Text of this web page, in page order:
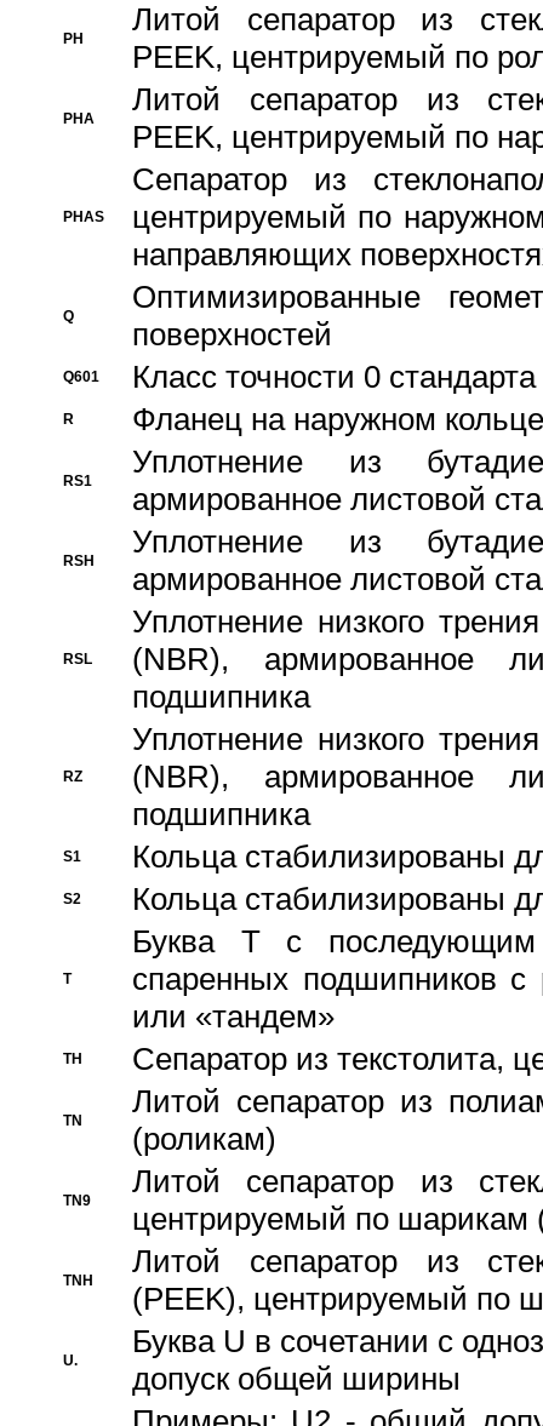
PH
Литой сепаратор из
PEEK, центрируемый по
PHA
Литой сепаратор из
PEEK, центрируемый по
PHAS
Сепаратор из
центрируемый по
направляющих
Q
Оптимизированные
поверхностей
Q601 Класс точности 0
R Фланец на наружном кольце
RS1
Уплотнение из
армированное листовой
RSH
Уплотнение из
армированное листовой
RSL
Уплотнение низкого
(NBR), армированное
подшипника
RZ
Уплотнение низкого
(NBR), армированное
подшипника
S1 Кольца стабилизированы
S2 Кольца стабилизированы
T
Буква T с
спаренных подшипников
или «тандем»
TH Сепаратор из текстолита,
TN
Литой сепаратор из
(роликам)
TN9
Литой сепаратор из
центрируемый по шарикам
TNH
Литой сепаратор из
(PEEK), центрируемый по
U.
Буква U в сочетании с
допуск общей ширины